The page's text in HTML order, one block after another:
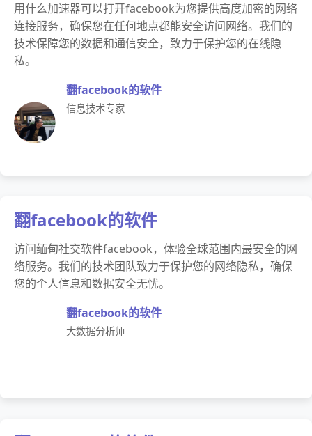
用什么加速器可以打开facebook为您提供高度加密的网络
连接服务，确保您在任何地点都能安全访问网络。我们的
技术保障您的数据和通信安全，致力于保护您的在线隐
私。
翻facebook的软件
信息技术专家
翻facebook的软件
访问缅甸社交软件facebook，体验全球范围内最安全的网
络服务。我们的技术团队致力于保护您的网络隐私，确保
您的个人信息和数据安全无忧。
翻facebook的软件
大数据分析师